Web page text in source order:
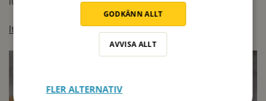
Italiensk macka med mini-pinsa
GODKÄNN ALLT
AVVISA ALLT
FLER ALTERNATIV